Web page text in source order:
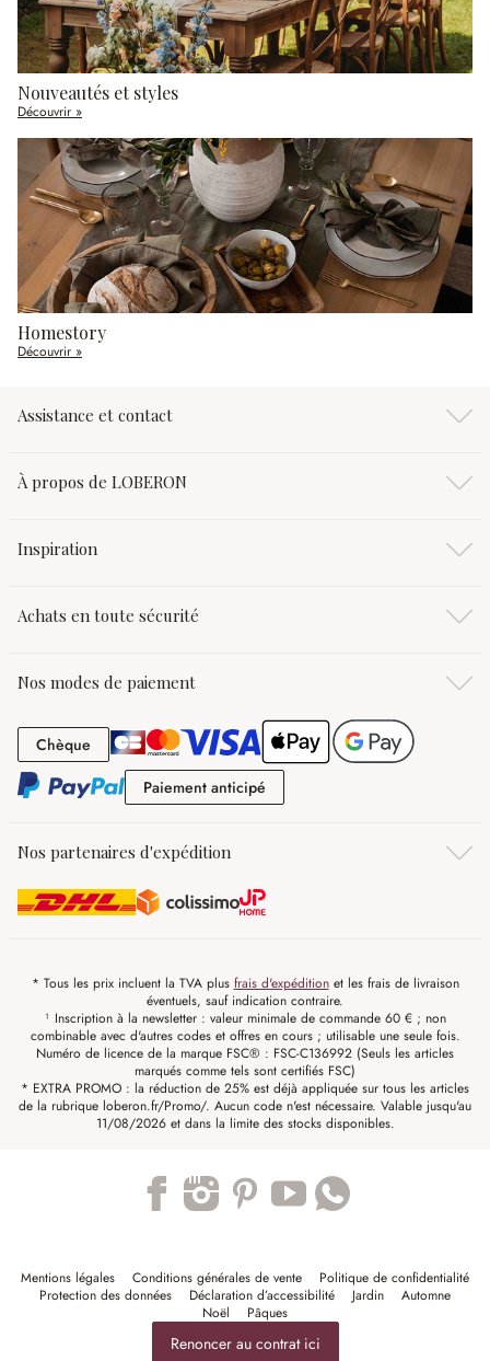
Nouveautés et styles
Découvrir »
Homestory
Découvrir »
Assistance et contact
À propos de LOBERON
Inspiration
Achats en toute sécurité
Nos modes de paiement
Chèque Chèque
Paiement anticipé
Nos partenaires d'expédition
* Tous les prix incluent la TVA plus frais d'expéditionet les frais de livraison
éventuels, sauf indication contraire.
¹ Inscription à la newsletter : valeur minimale de commande 60 € ; non
combinable avec d'autres codes et offres en cours ; utilisable une seule fois.
Numéro de licence de la marque FSC® : FSC-C136992 (Seuls les articles
marqués comme tels sont certifiés FSC)
* EXTRA PROMO : la réduction de 25% est déjà appliquée sur tous les articles
de la rubrique loberon.fr/Promo/. Aucun code n'est nécessaire. Valable jusqu'au
11/08/2026 et dans la limite des stocks disponibles.
Mentions légales Conditions générales de vente
Politique de confidentialité
Protection des données
Déclaration d’accessibilité Jardin
Automne
Noël
Pâques
Renoncer au contrat ici